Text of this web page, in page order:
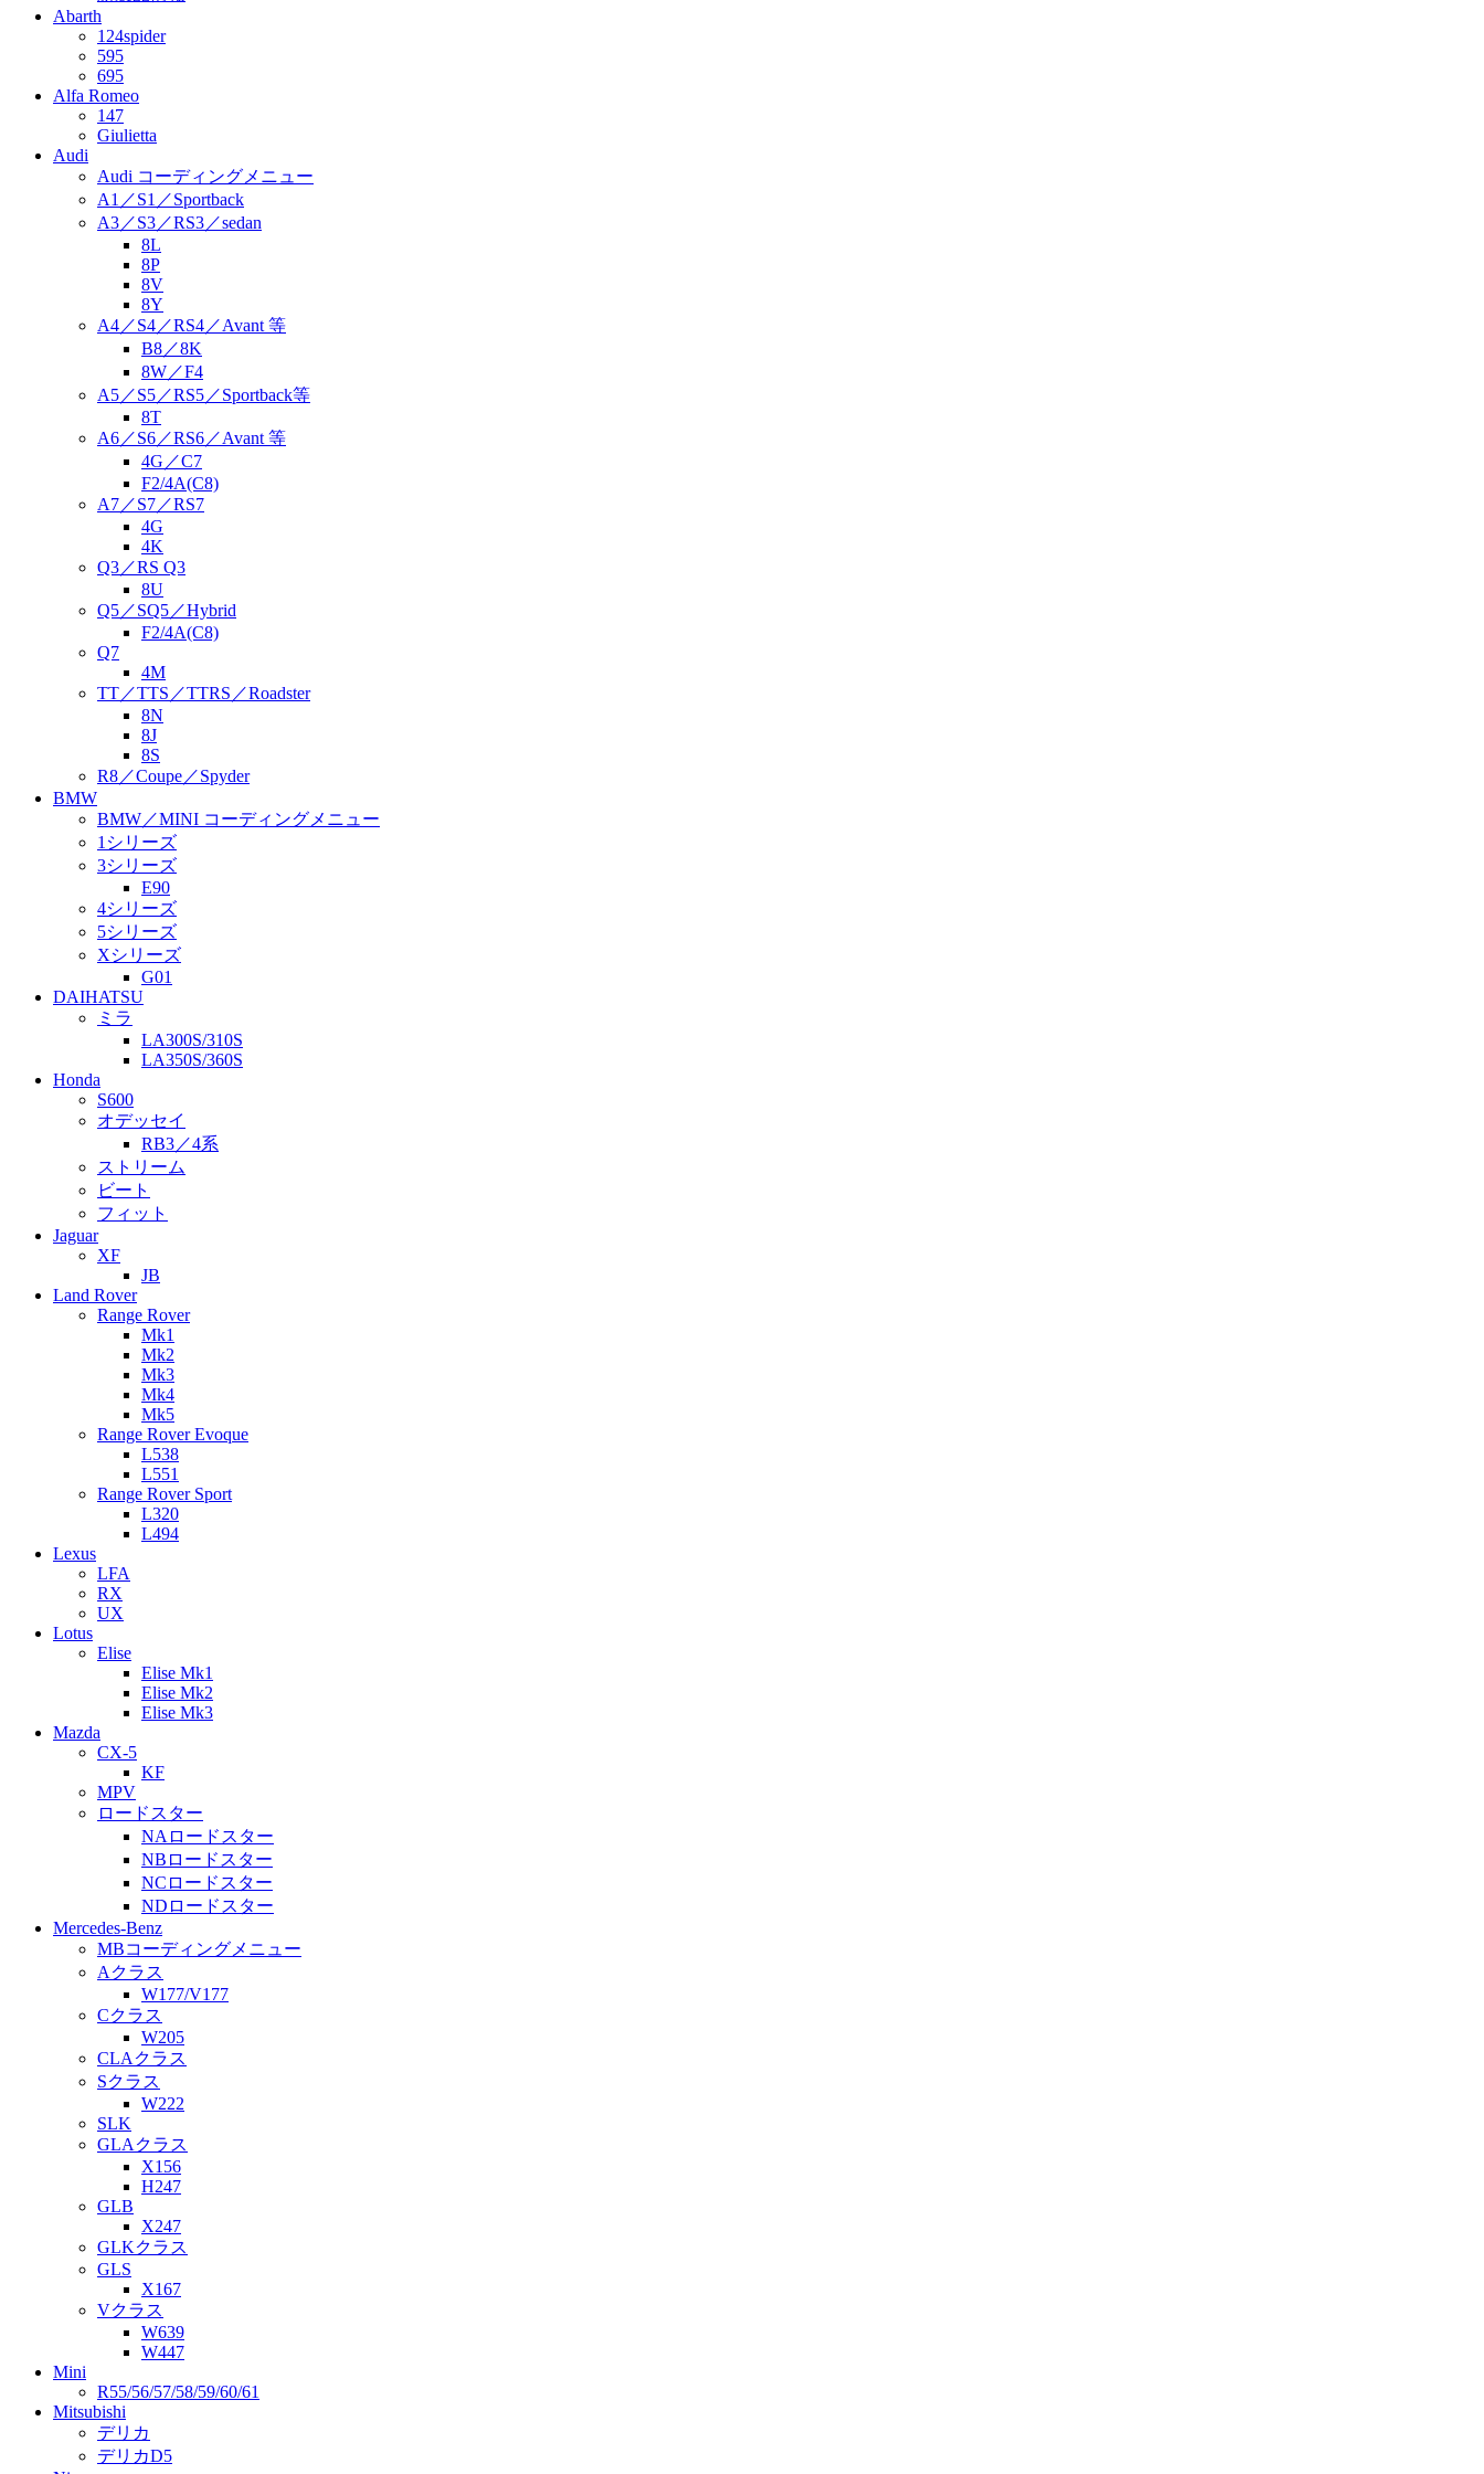
Abarth
124spider
595
695
Alfa Romeo
147
Giulietta
Audi
Audi コーディングメニュー
A1／S1／Sportback
A3／S3／RS3／sedan
8L
8P
8V
8Y
A4／S4／RS4／Avant 等
B8／8K
8W／F4
A5／S5／RS5／Sportback等
8T
A6／S6／RS6／Avant 等
4G／C7
F2/4A(C8)
A7／S7／RS7
4G
4K
Q3／RS Q3
8U
Q5／SQ5／Hybrid
F2/4A(C8)
Q7
4M
TT／TTS／TTRS／Roadster
8N
8J
8S
R8／Coupe／Spyder
BMW
BMW／MINI コーディングメニュー
1シリーズ
3シリーズ
E90
4シリーズ
5シリーズ
Xシリーズ
G01
DAIHATSU
ミラ
LA300S/310S
LA350S/360S
Honda
S600
オデッセイ
RB3／4系
ストリーム
ビート
フィット
Jaguar
XF
JB
Land Rover
Range Rover
Mk1
Mk2
Mk3
Mk4
Mk5
Range Rover Evoque
L538
L551
Range Rover Sport
L320
L494
Lexus
LFA
RX
UX
Lotus
Elise
Elise Mk1
Elise Mk2
Elise Mk3
Mazda
CX-5
KF
MPV
ロードスター
NAロードスター
NBロードスター
NCロードスター
NDロードスター
Mercedes-Benz
MBコーディングメニュー
Aクラス
W177/V177
Cクラス
W205
CLAクラス
Sクラス
W222
SLK
GLAクラス
X156
H247
GLB
X247
GLKクラス
GLS
X167
Vクラス
W639
W447
Mini
R55/56/57/58/59/60/61
Mitsubishi
デリカ
デリカD5